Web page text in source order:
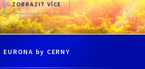
ZOBRAZIT VÍCE
EURONA by CERNY